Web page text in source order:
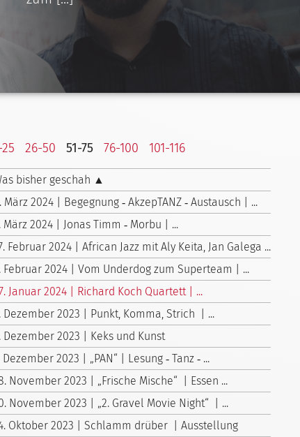
25 26-50 51-75 76-100 101-116
bisher geschah ▲
März 2024 | Begegnung ‑ AkzepTANZ ‑ Austausch | ...
März 2024 | Jonas Timm ‑ Morbu | ...
Februar 2024 | African Jazz mit Aly Keita, Jan Galega ...
Februar 2024 | Vom Underdog zum Superteam | ...
Januar 2024 | Richard Koch Quartett | ...
Dezember 2023 | Punkt, Komma, Strich | ...
Dezember 2023 | Keks und Kunst
Dezember 2023 | „PAN“ | Lesung ‑ Tanz ‑ ...
November 2023 | „Frische Mische“ | Essen ...
November 2023 | „2. Gravel Movie Night“ | ...
Oktober 2023 | Schlamm drüber | Ausstellung